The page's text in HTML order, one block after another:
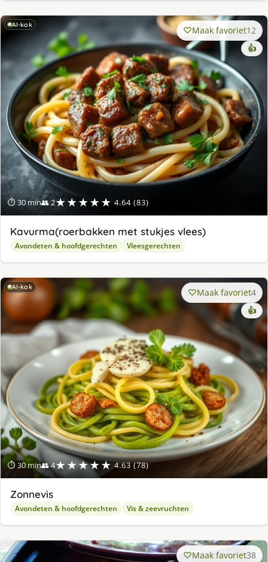
AI-kok
⏱ 30 min👥 2★★★★★ 4.64 (83)
Maak favoriet12
👍
Kavurma(roerbakken met stukjes vlees)
Avondeten & hoofdgerechten Vleesgerechten
AI-kok
⏱ 30 min👥 4★★★★★ 4.63 (78)
Maak favoriet4
👍
Zonnevis
Avondeten & hoofdgerechten Vis & zeevruchten
Maak favoriet38